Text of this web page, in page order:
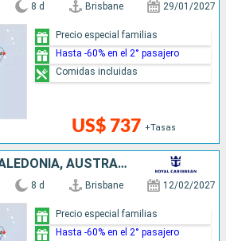
8 d Brisbane 29/01/2027
US$ 737 +Tasas
Precio especial familias
Hasta -60% en el 2° pasajero
Comidas incluidas
VANUATU, NUEVA CALEDONIA, AUSTRALIA
8 d Brisbane 12/02/2027
Precio especial familias
Hasta -60% en el 2° pasajero